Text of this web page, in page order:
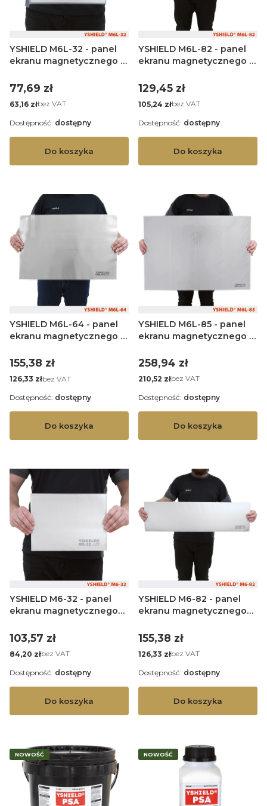
YSHIELD M6L-32 - panel
ekranu magnetycznego -
Cena
77,69 zł
Cena
63,16 złbez VAT
Do koszyka
Dostępność: dostępny
YSHIELD M6L-82 - panel
ekranu magnetycznego -
Cena
129,45 zł
Cena
105,24 złbez VAT
Do koszyka
Dostępność: dostępny
YSHIELD M6L-64 - panel
ekranu magnetycznego -
Cena
155,38 zł
Cena
126,33 złbez VAT
Do koszyka
Dostępność: dostępny
YSHIELD M6L-85 - panel
ekranu magnetycznego -
Cena
258,94 zł
Cena
210,52 złbez VAT
Do koszyka
Dostępność: dostępny
YSHIELD M6-32 - panel
ekranu magnetycznego
Cena
103,57 zł
Cena
84,20 złbez VAT
Do koszyka
Dostępność: dostępny
YSHIELD M6-82 - panel
ekranu magnetycznego
Cena
155,38 zł
Cena
126,33 złbez VAT
Do koszyka
Dostępność: dostępny
NOWOŚĆ NOWOŚĆ